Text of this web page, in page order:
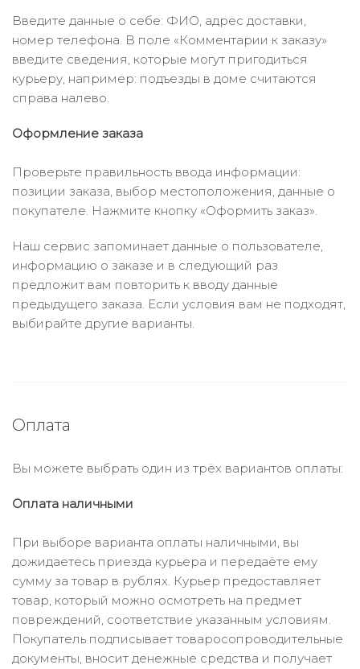
Введите данные о себе: ФИО, адрес доставки,
номер телефона. В поле «Комментарии к заказу»
введите сведения, которые могут пригодиться
курьеру, например: подъезды в доме считаются
справа налево.
Оформление заказа
Проверьте правильность ввода информации:
позиции заказа, выбор местоположения, данные о
покупателе. Нажмите кнопку «Оформить заказ».
Наш сервис запоминает данные о пользователе,
информацию о заказе и в следующий раз
предложит вам повторить к вводу данные
предыдущего заказа. Если условия вам не подходят,
выбирайте другие варианты.
Оплата
Вы можете выбрать один из трёх вариантов оплаты:
Оплата наличными
При выборе варианта оплаты наличными, вы
дожидаетесь приезда курьера и передаёте ему
сумму за товар в рублях. Курьер предоставляет
товар, который можно осмотреть на предмет
повреждений, соответствие указанным условиям.
Покупатель подписывает товаросопроводительные
документы, вносит денежные средства и получает